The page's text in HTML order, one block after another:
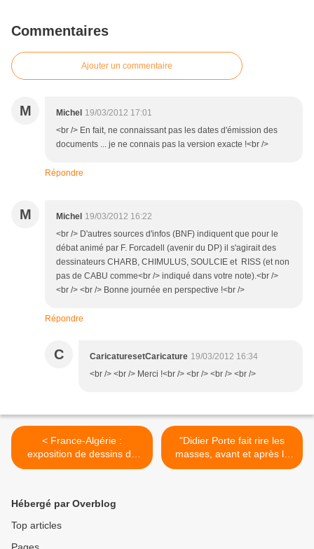
Commentaires
Ajouter un commentaire
M Michel 19/03/2012 17:01
<br /> En fait, ne connaissant pas les dates d'émission des
documents ... je ne connais pas la version exacte !<br />
Répondre
M Michel 19/03/2012 16:22
<br /> D'autres sources d'infos (BNF) indiquent que pour le
débat animé par F. Forcadell (avenir du DP) il s'agirait des
dessinateurs CHARB, CHIMULUS, SOULCIE et RISS (et non
pas de CABU comme<br /> indiqué dans votre note).<br />
<br /> <br /> Bonne journée en perspective !<br />
Répondre
C CaricaturesetCaricature 19/03/2012 16:34
<br /> <br /> Merci !<br /> <br /> <br /> <br />
< France-Algérie :
exposition de dessins de
presse
"Didier Porte fait rire les
masses, avant et après le
premier tour de l'élection
Hébergé par Overblog
Top articles